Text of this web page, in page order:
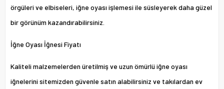
örgüleri ve elbiseleri, iğne oyası işlemesi ile süsleyerek daha güzel
bir görünüm kazandırabilirsiniz.
İğne Oyası İğnesi Fiyatı
Kaliteli malzemelerden üretilmiş ve uzun ömürlü iğne oyası
iğnelerini sitemizden güvenle satın alabilirsiniz ve takılardan ev